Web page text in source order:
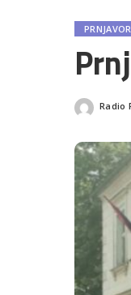
PRNJAVOR
Posted
Radio